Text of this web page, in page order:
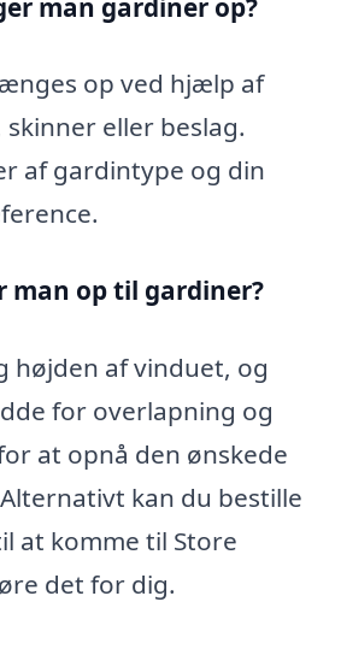
man gardiner op?
op ved hjælp af
eller beslag.
af gardintype og din
man op til gardiner?
højden af vinduet, og
for overlapning og
at opnå den ønskede
kan du bestille
at komme til Store
det for dig.